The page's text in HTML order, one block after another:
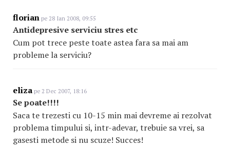
florian pe 28 Ian 2008, 09:55
Antidepresive serviciu stres etc
Cum pot trece peste toate astea fara sa mai am
probleme la serviciu?
eliza pe 2 Dec 2007, 18:16
Se poate!!!!
Saca te trezesti cu 10-15 min mai devreme ai rezolvat
problema timpului si, intr-adevar, trebuie sa vrei, sa
gasesti metode si nu scuze! Succes!